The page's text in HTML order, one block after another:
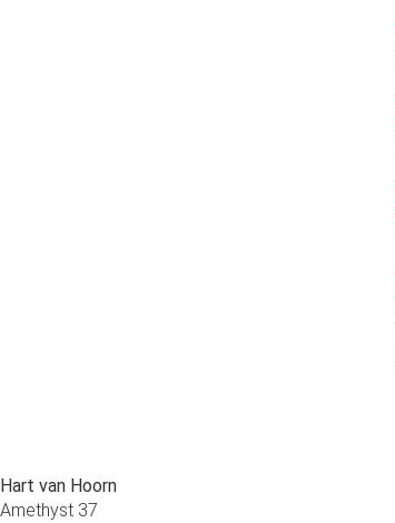
Hart van Hoorn
Amethyst 37